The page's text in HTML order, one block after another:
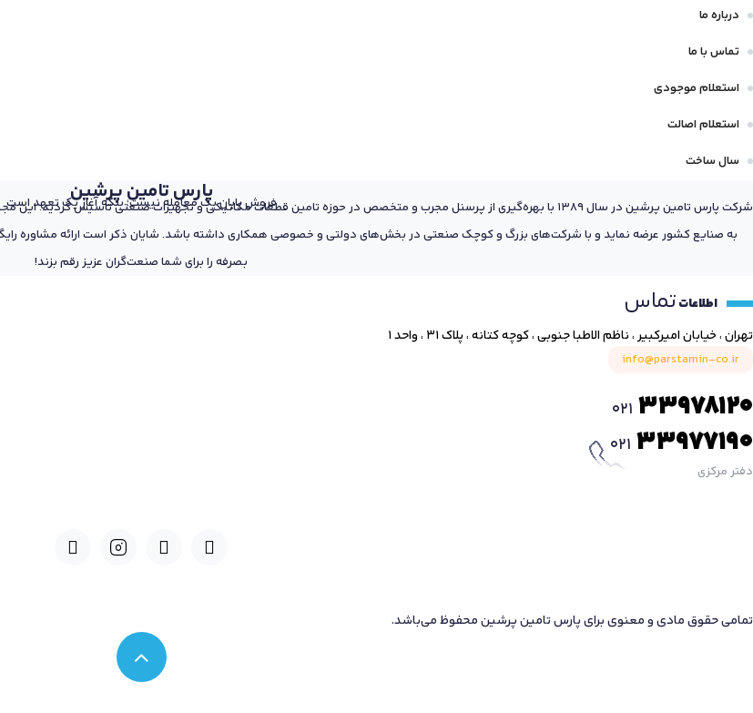
درباره ما
تماس با ما
استعلام موجودی
استعلام اصالت
سال ساخت
پارس تامین پرشین
فروش پایان یک معامله نیست؛ بلکه آغاز یک تعهد است
شرکت پارس تامین پرشین در سال 1389 با بهره‌گیری از پرسنل مجرب و متخصص در حوزه تامین قطعات مکانیکی و تجهیزات صنعتی
به صنایع کشور عرضه نماید و با شرکت‌های بزرگ و کوچک صنعتی در بخش‌های دولتی و خصوصی همکاری داشته باشد. شایان ذکر است ارائه مشاوره
بصرفه را برای شما صنعت‌گران عزیز رقم بزند!
اطلاعاتتماس
تهران ، خیابان امیرکبیر ، ناظم الاطبا جنوبی ، کوچه کتانه ، پلاک ۳۱ ، واحد ۱
info@parstamin-co.ir
021 33978120
021 33977190
دفتر مرکزی
تمامی حقوق مادی و معنوی برای پارس تامین پرشین محفوظ می‌باشد.